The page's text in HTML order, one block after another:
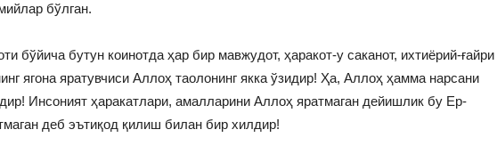
бўлган.
бўйича бутун коинотда ҳар бир мавжудот, ҳаракот-у саканот, ихтиёрий-ғайри
ягона яратувчиси Аллоҳ таолонинг якка ўзидир! Ҳа, Аллоҳ ҳамма нарсани
Инсоният ҳаракатлари, амалларини Аллоҳ яратмаган дейишлик бу Ер-
деб эътиқод қилиш билан бир хилдир!